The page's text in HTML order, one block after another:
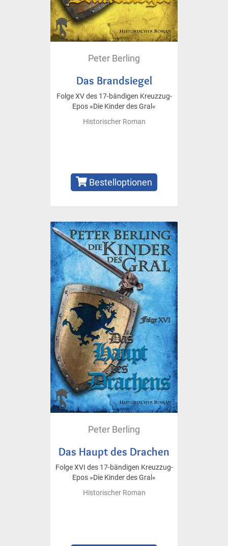
Peter Berling
Das Brandsiegel
Folge XV des 17-bändigen Kreuzzug-
Epos »Die Kinder des Gral«
Historischer Roman
Bestelloptionen
Peter Berling
Das Haupt des Drachen
Folge XVI des 17-bändigen Kreuzzug-
Epos »Die Kinder des Gral«
Historischer Roman